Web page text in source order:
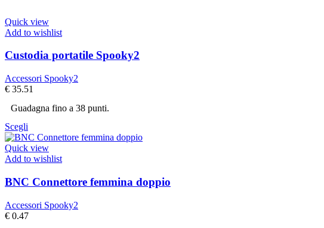
Quick view
Add to wishlist
Custodia portatile Spooky2
Accessori Spooky2
€ 35.51
Guadagna fino a 38 punti.
Scegli
Quick view
Add to wishlist
BNC Connettore femmina doppio
Accessori Spooky2
€ 0.47